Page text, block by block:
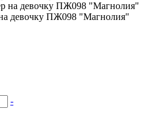
девочку ПЖ098 "Магнолия"
-